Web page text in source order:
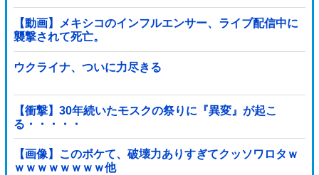
【動画】メキシコのインフルエンサー、ライブ配信中に
襲撃されて死亡。
ウクライナ、ついに力尽きる
【衝撃】30年続いたモスクの祭りに『異変』が起こ
る・・・・・
【画像】このボケて、破壊力ありすぎてクッソワロタｗ
ｗｗｗｗｗｗｗｗ他